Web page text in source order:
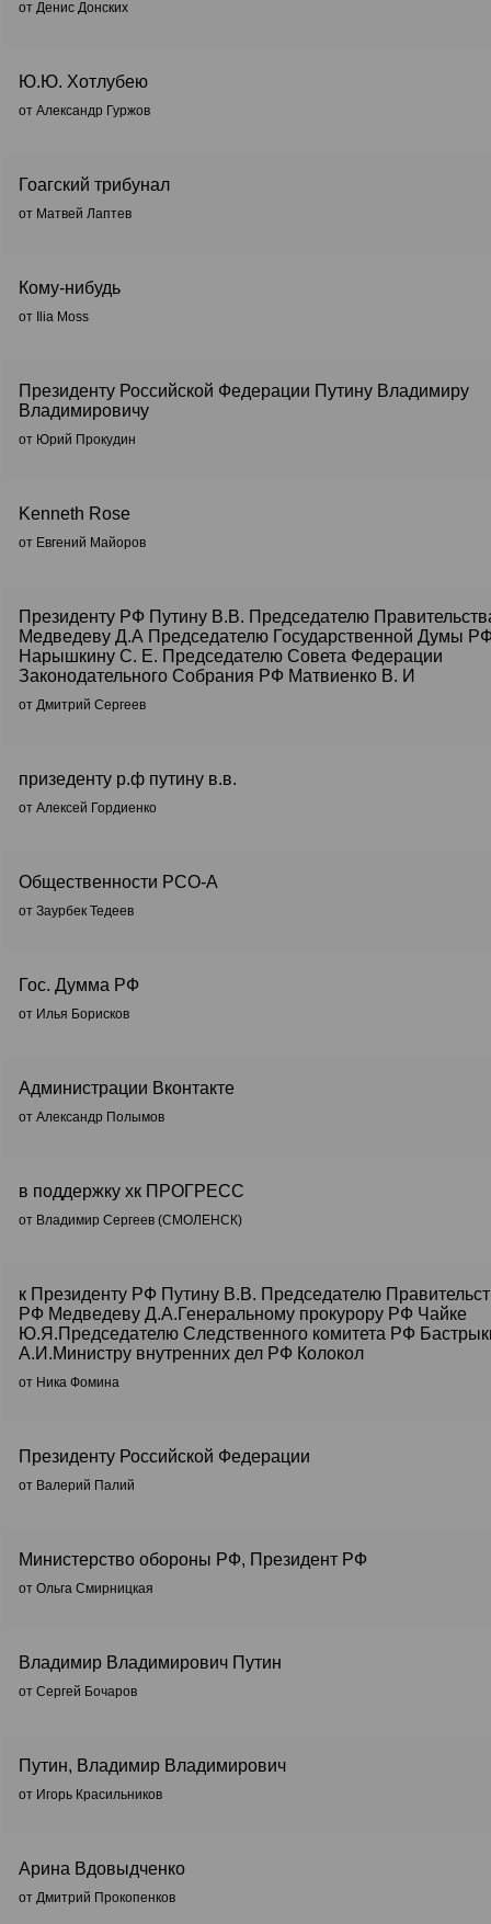
от Денис Донских
Ю.Ю. Хотлубею
от Александр Гуржов
Гоагский трибунал
от Матвей Лаптев
Кому-нибудь
от Ilia Moss
Президенту Российской Федерации Путину Владимиру
Владимировичу
от Юрий Прокудин
Kenneth Rose
от Евгений Майоров
Президенту РФ Путину В.В. Председателю
Медведеву Д.А Председателю Государственной Думы
Нарышкину С. Е. Председателю Совета Федерации
Законодательного Собрания РФ Матвиенко В. И
от Дмитрий Сергеев
призеденту р.ф путину в.в.
от Алексей Гордиенко
Общественности РСО-А
от Заурбек Тедеев
Гос. Думма РФ
от Илья Борисков
Администрации Вконтакте
от Александр Полымов
в поддержку хк ПРОГРЕСС
от Владимир Сергеев (CМОЛЕНСК)
к Президенту РФ Путину В.В. Председателю
РФ Медведеву Д.А.Генеральному прокурору РФ Чайке
Ю.Я.Председателю Следственного комитета РФ
А.И.Министру внутренних дел РФ Колокол
от Ника Фомина
Президенту Российской Федерации
от Валерий Палий
Министерство обороны РФ, Президент РФ
от Ольга Смирницкая
Владимир Владимирович Путин
от Сергей Бочаров
Путин, Владимир Владимирович
от Игорь Красильников
Арина Вдовыдченко
от Дмитрий Прокопенков